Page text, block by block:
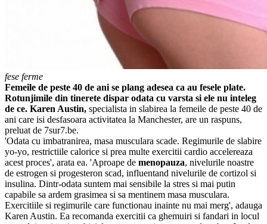
fese ferme
Femeile de peste 40 de ani se plang adesea ca au fesele plate.
Rotunjimile din tinerete dispar odata cu varsta si ele nu inteleg
de ce. Karen Austin, specialista in slabirea la femeile de peste 40 de
ani care isi desfasoara activitatea la Manchester, are un raspuns,
preluat de 7sur7.be.
'Odata cu imbatranirea, masa musculara scade. Regimurile de slabire
yo-yo, restrictiile calorice si prea multe exercitii cardio accelereaza
acest proces', arata ea. 'Aproape de menopauza, nivelurile noastre
de estrogen si progesteron scad, influentand nivelurile de cortizol si
insulina. Dintr-odata suntem mai sensibile la stres si mai putin
capabile sa ardem grasimea si sa mentinem masa musculara.
Exercitiile si regimurile care functionau inainte nu mai merg', adauga
Karen Austin. Ea recomanda exercitii ca ghemuiri si fandari in locul